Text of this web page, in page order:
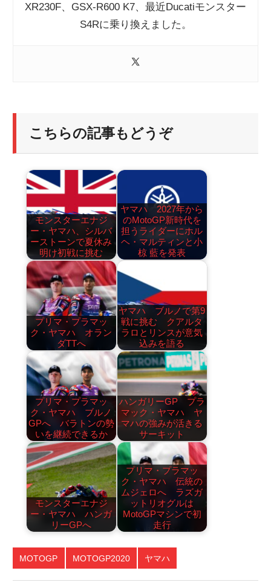
XR230F、GSX-R600 K7、最近Ducatiモンスター
S4Rに乗り換えました。
こちらの記事もどうぞ
モンスターエナジ
ー・ヤマハ、シルバ
ーストーンで夏休み
明け初戦に挑む
ヤマハ 2027年から
のMotoGP新時代を
担うライダーにホル
ヘ・マルティンと小
椋 藍を発表
プリマ・プラマッ
ク・ヤマハ オラン
ダTTへ
ヤマハ ブルノで第9
戦に挑む クアルタ
ラロとリンスが意気
込みを語る
プリマ・プラマッ
ク・ヤマハ ブルノ
GPへ バラトンの勢
いを継続できるか
ハンガリーGP プラ
マック・ヤマハ ヤ
マハの強みが活きる
サーキット
モンスターエナジ
ー・ヤマハ ハンガ
リーGPへ
プリマ・プラマッ
ク・ヤマハ 伝統の
ムジェロへ ラズガ
ットリオグルは
MotoGPマシンで初
走行
MOTOGP MOTOGP2020 ヤマハ